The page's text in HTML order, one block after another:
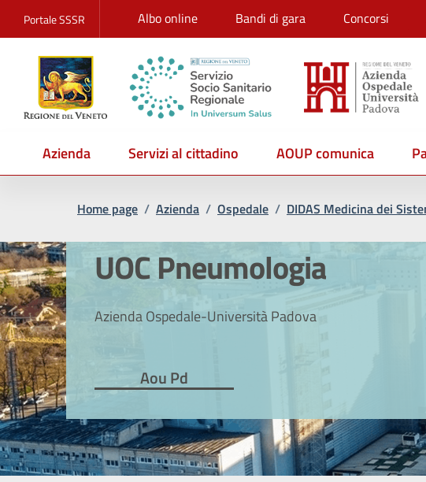
Portale SSSR Albo online Bandi di gara Concorsi
Azienda Servizi al cittadino AOUP comunica
Home page / Azienda / Ospedale / DIDAS Medicina dei
UOC Pneumologia
Azienda Ospedale-Università Padova
Aou Pd